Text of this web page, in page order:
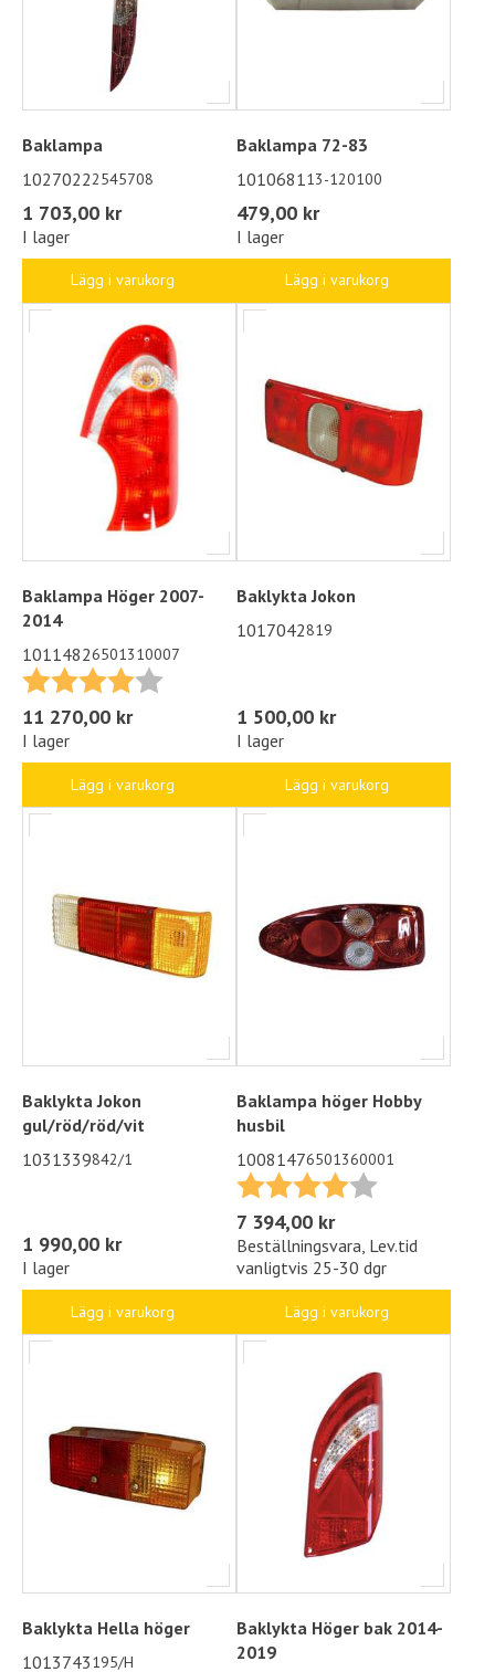
Baklampa
10270222545708
1 703,00 kr
I lager
Lägg i varukorg
Baklampa 72-83
101068113-120100
479,00 kr
I lager
Lägg i varukorg
Baklampa Höger 2007-
2014
10114826501310007
Betyg:
4.0 utav 5 stjärnor
11 270,00 kr
I lager
Lägg i varukorg
Baklykta Jokon
1017042819
1 500,00 kr
I lager
Lägg i varukorg
Baklykta Jokon
gul/röd/röd/vit
1031339842/1
1 990,00 kr
I lager
Lägg i varukorg
Baklampa höger Hobby
husbil
10081476501360001
Betyg:
4.0 utav 5
7 394,00 kr
Beställningsvara, Lev.tid
vanligtvis 25-30 dgr
Lägg i varukorg
Baklykta Hella höger
1013743195/H
Baklykta Höger bak 2014-
2019